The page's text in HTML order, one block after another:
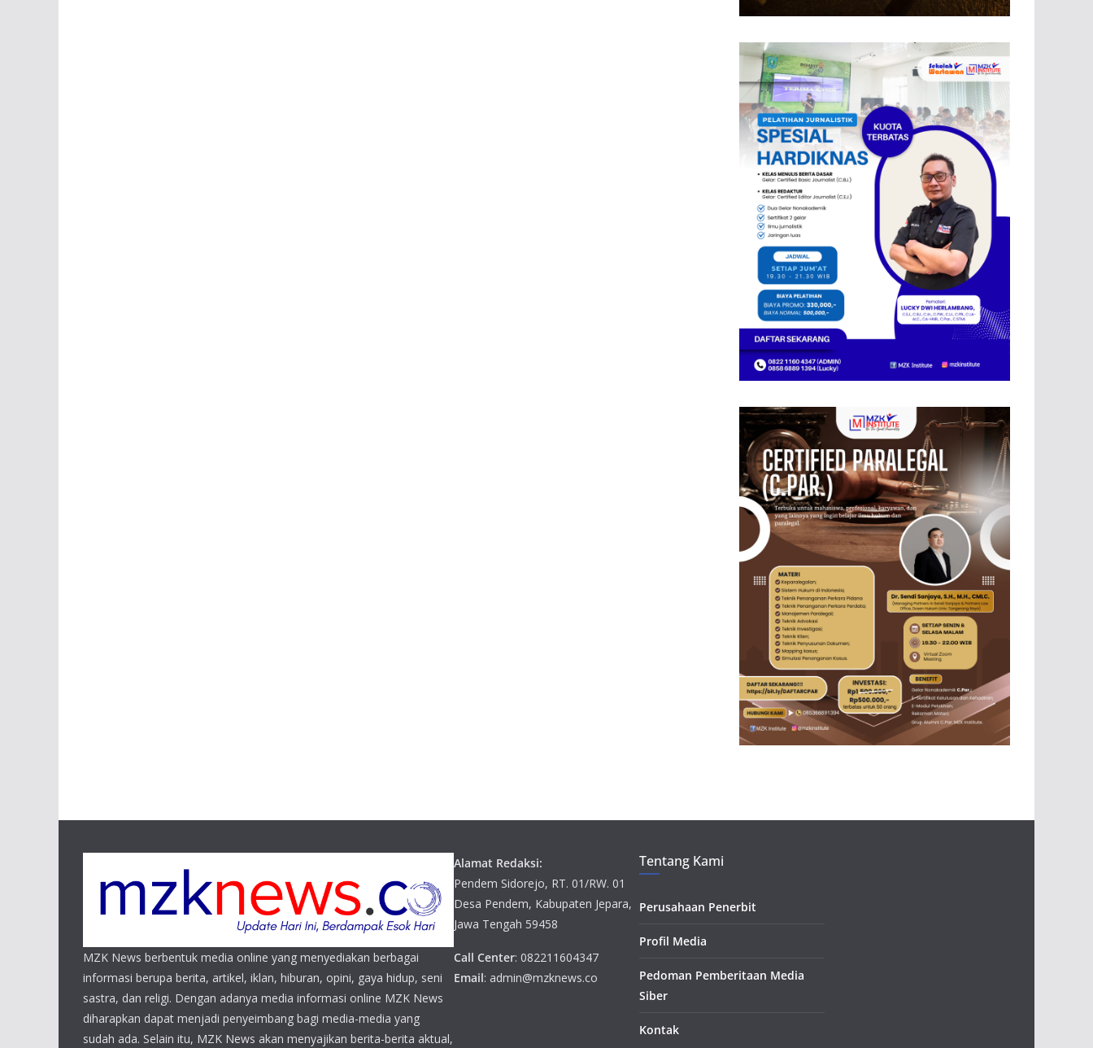
MZK News berbentuk media online yang menyediakan berbagai
informasi berupa berita, artikel, iklan, hiburan, opini, gaya hidup, seni
sastra, dan religi. Dengan adanya media informasi online MZK News
diharapkan dapat menjadi penyeimbang bagi media-media yang
sudah ada. Selain itu, MZK News akan menyajikan berita-berita aktual,
Alamat Redaksi:
Pendem Sidorejo, RT. 01/RW. 01
Desa Pendem, Kabupaten Jepara,
Jawa Tengah 59458
Call Center: 082211604347
Email: admin@mzknews.co
Tentang Kami
Perusahaan Penerbit
Profil Media
Pedoman Pemberitaan Media
Siber
Kontak